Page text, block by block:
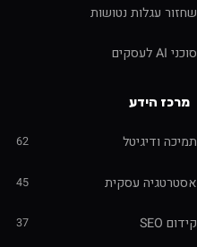
שחזור עגלות נטושות
סוכני AI לעסקים
מרכז הידע
תמיכה ודיגיטל 62
אסטרטגיה עסקית 45
קידום SEO 37